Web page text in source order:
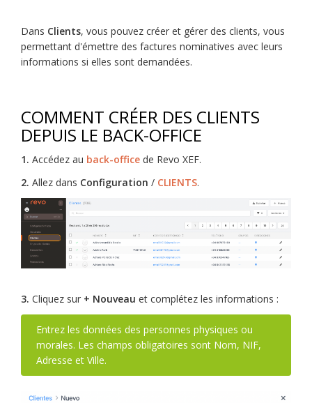
Dans Clients, vous pouvez créer et gérer des clients, vous
permettant d'émettre des factures nominatives avec leurs
informations si elles sont demandées.
COMMENT CRÉER DES CLIENTS
DEPUIS LE BACK-OFFICE
1. Accédez au back-office de Revo XEF.
2. Allez dans Configuration / CLIENTS.
3. Cliquez sur + Nouveau et complétez les informations :
Entrez les données des personnes physiques ou
morales. Les champs obligatoires sont Nom, NIF,
Adresse et Ville.